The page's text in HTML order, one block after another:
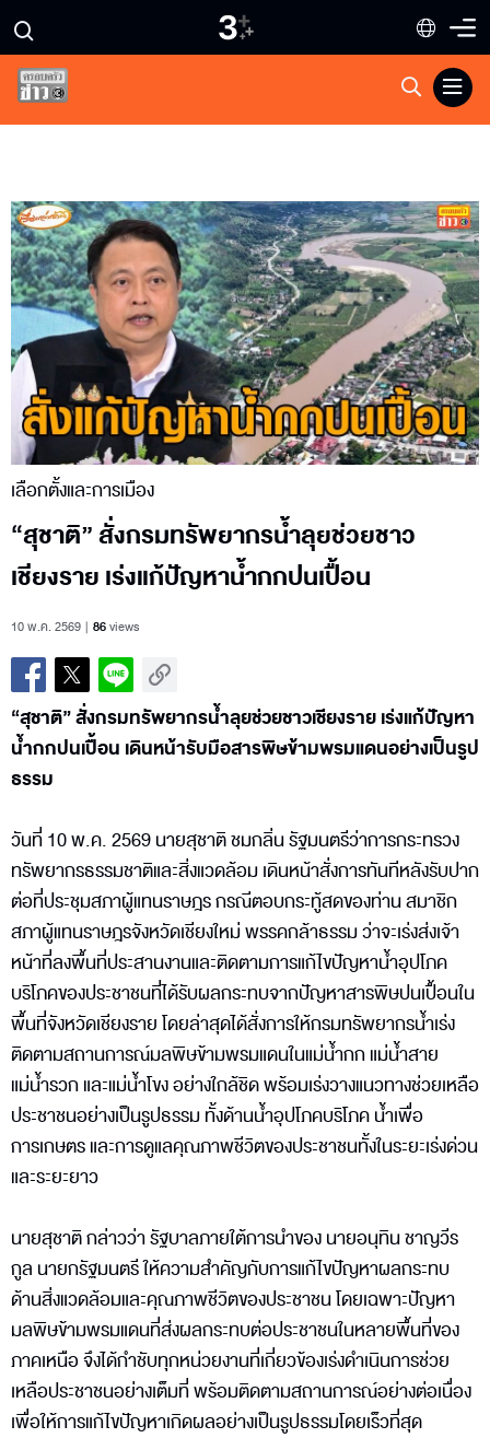
เลือกตั้งและการเมือง
“สุชาติ” สั่งกรมทรัพยากรน้ำลุยช่วยชาว
เชียงราย เร่งแก้ปัญหาน้ำกกปนเปื้อน
10 พ.ค. 2569 86views
“สุชาติ” สั่งกรมทรัพยากรน้ำลุยช่วยชาวเชียงราย เร่งแก้ปัญหา
น้ำกกปนเปื้อน เดินหน้ารับมือสารพิษข้ามพรมแดนอย่างเป็นรูป
ธรรม
วันที่ 10 พ.ค. 2569 นายสุชาติ ชมกลิ่น รัฐมนตรีว่าการกระทรวง
ทรัพยากรธรรมชาติและสิ่งแวดล้อม เดินหน้าสั่งการทันทีหลังรับปาก
ต่อที่ประชุมสภาผู้แทนราษฎร กรณีตอบกระทู้สดของท่าน สมาชิก
สภาผู้แทนราษฎรจังหวัดเชียงใหม่ พรรคกล้าธรรม ว่าจะเร่งส่งเจ้า
หน้าที่ลงพื้นที่ประสานงานและติดตามการแก้ไขปัญหาน้ำอุปโภค
บริโภคของประชาชนที่ได้รับผลกระทบจากปัญหาสารพิษปนเปื้อนใน
พื้นที่จังหวัดเชียงราย โดยล่าสุดได้สั่งการให้กรมทรัพยากรน้ำเร่ง
ติดตามสถานการณ์มลพิษข้ามพรมแดนในแม่น้ำกก แม่น้ำสาย
แม่น้ำรวก และแม่น้ำโขง อย่างใกล้ชิด พร้อมเร่งวางแนวทางช่วยเหลือ
ประชาชนอย่างเป็นรูปธรรม ทั้งด้านน้ำอุปโภคบริโภค น้ำเพื่อ
การเกษตร และการดูแลคุณภาพชีวิตของประชาชนทั้งในระยะเร่งด่วน
และระยะยาว
นายสุชาติ กล่าวว่า รัฐบาลภายใต้การนำของ นายอนุทิน ชาญวีร
กูล นายกรัฐมนตรี ให้ความสำคัญกับการแก้ไขปัญหาผลกระทบ
ด้านสิ่งแวดล้อมและคุณภาพชีวิตของประชาชน โดยเฉพาะปัญหา
มลพิษข้ามพรมแดนที่ส่งผลกระทบต่อประชาชนในหลายพื้นที่ของ
ภาคเหนือ จึงได้กำชับทุกหน่วยงานที่เกี่ยวข้องเร่งดำเนินการช่วย
เหลือประชาชนอย่างเต็มที่ พร้อมติดตามสถานการณ์อย่างต่อเนื่อง
เพื่อให้การแก้ไขปัญหาเกิดผลอย่างเป็นรูปธรรมโดยเร็วที่สุด